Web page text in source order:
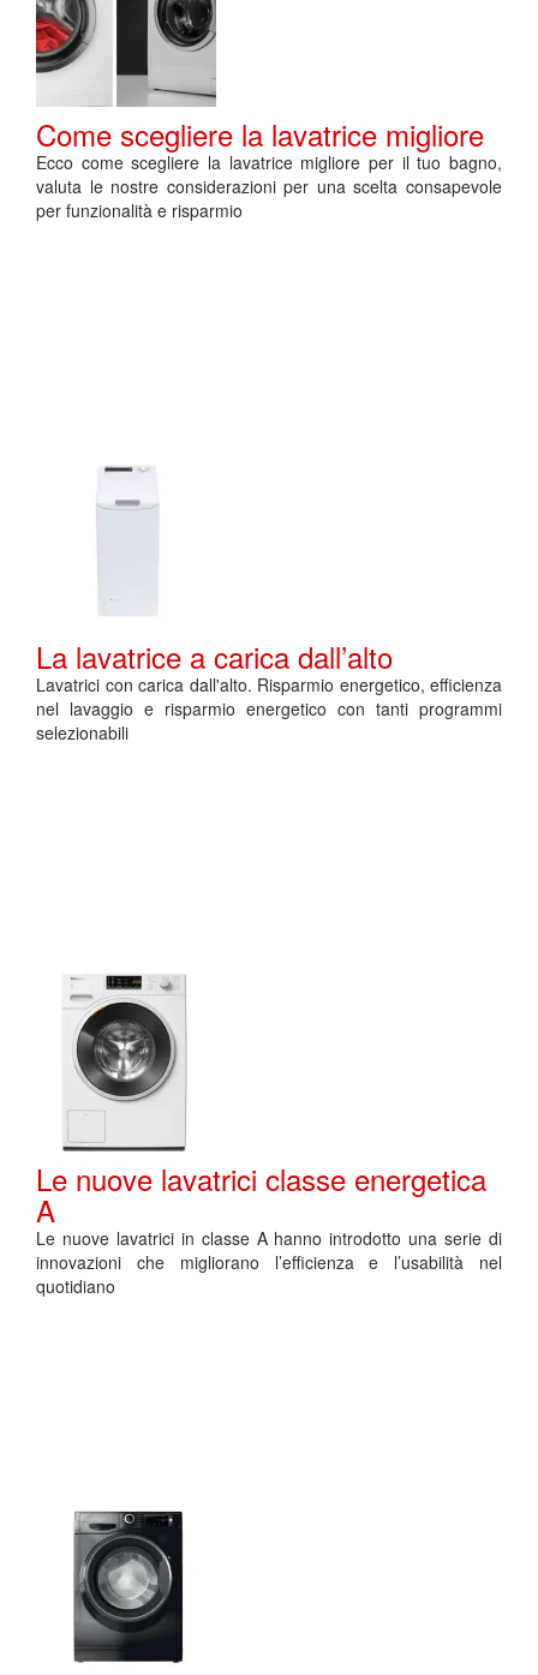
Come scegliere la lavatrice migliore
Ecco come scegliere la lavatrice migliore per il tuo bagno,
valuta le nostre considerazioni per una scelta consapevole
per funzionalità e risparmio
La lavatrice a carica dall’alto
Lavatrici con carica dall'alto. Risparmio energetico, efficienza
nel lavaggio e risparmio energetico con tanti programmi
selezionabili
Le nuove lavatrici classe energetica
A
Le nuove lavatrici in classe A hanno introdotto una serie di
innovazioni che migliorano l’efficienza e l’usabilità nel
quotidiano